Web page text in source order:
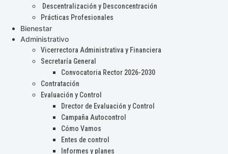
Descentralización y Desconcentración
Prácticas Profesionales
Bienestar
Administrativo
Vicerrectora Administrativa y Financiera
Secretaría General
Convocatoria Rector 2026-2030
Contratación
Evaluación y Control
Drector de Evaluación y Control
Campaña Autocontrol
Cómo Vamos
Entes de control
Informes y planes